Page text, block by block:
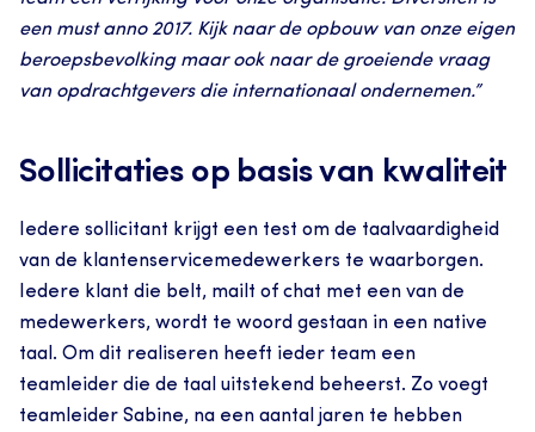
een must anno 2017. Kijk naar de opbouw van onze eigen
beroepsbevolking maar ook naar de groeiende vraag
van opdrachtgevers die internationaal ondernemen.”
Sollicitaties op basis van kwaliteit
Iedere sollicitant krijgt een test om de taalvaardigheid
van de klantenservicemedewerkers te waarborgen.
Iedere klant die belt, mailt of chat met een van de
medewerkers, wordt te woord gestaan in een native
taal. Om dit realiseren heeft ieder team een
teamleider die de taal uitstekend beheerst. Zo voegt
teamleider Sabine, na een aantal jaren te hebben